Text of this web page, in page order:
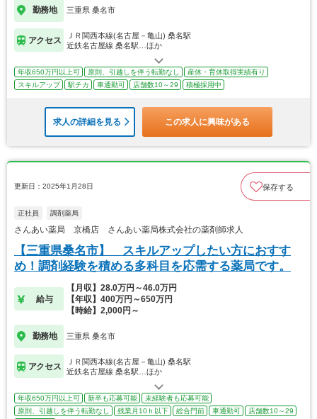
勤務地 三重県 桑名市
アクセス
ＪＲ関西本線(名古屋－亀山) 桑名駅
近鉄名古屋線 桑名駅…ほか
年収650万円以上可 原則、引越しを伴う転勤なし
産休・育休取得実績有り
スキルアップ
駅チカ 車通勤可 店舗数10～29 積極採用中
求人の詳細を見る この求人に興味がある
更新日：2025年1月28日 保存する
正社員 調剤薬局
さんあい薬局 京橋店 さんあい薬局株式会社の薬剤師求人
【三重県桑名市】 スキルアップしたい方におすす
め！調剤経験を積める多科目を応需する薬局です。
給与
【月収】28.0万円～46.0万円
【年収】400万円～650万円
【時給】2,000円～
勤務地 三重県 桑名市
アクセス
ＪＲ関西本線(名古屋－亀山) 桑名駅
近鉄名古屋線 桑名駅…ほか
年収650万円以上可 新卒も応募可能
未経験者も応募可能
原則、引越しを伴う転勤なし
残業月10ｈ以下 総合門前 車通勤可
店舗数10～29